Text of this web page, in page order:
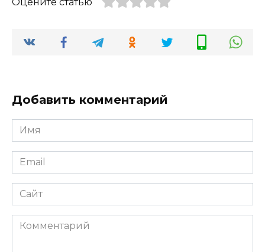
Добавить комментарий
Имя
*
Email
*
Сайт
Комментарий